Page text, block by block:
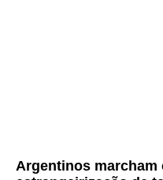
Argentinos marcham